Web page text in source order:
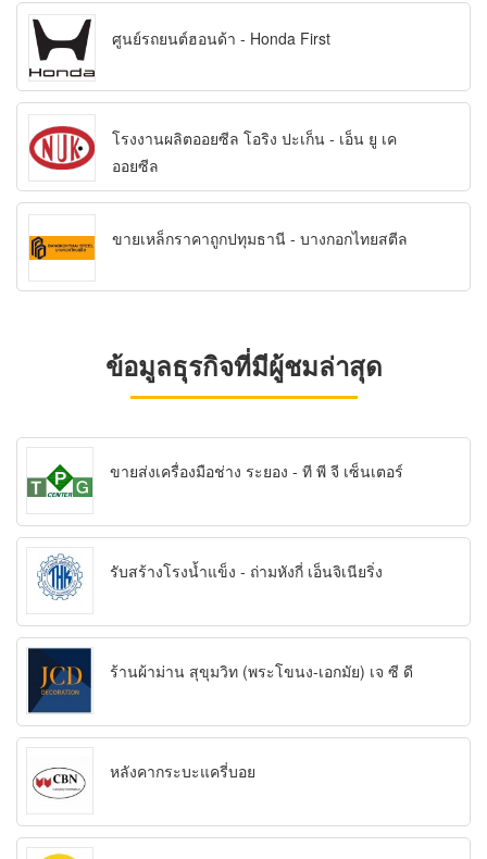
ศูนย์รถยนต์ฮอนด้า - Honda First
โรงงานผลิตออยซีล โอริง ปะเก็น - เอ็น ยู เค
ออยซีล
ขายเหล็กราคาถูกปทุมธานี - บางกอกไทยสตีล
ข้อมูลธุรกิจที่มีผู้ชมล่าสุด
ขายส่งเครื่องมือช่าง ระยอง - ที พี จี เซ็นเตอร์
รับสร้างโรงน้ำแข็ง - ถ่ามหังกี่ เอ็นจิเนียริ่ง
ร้านผ้าม่าน สุขุมวิท (พระโขนง-เอกมัย) เจ ซี ดี
หลังคากระบะแครี่บอย